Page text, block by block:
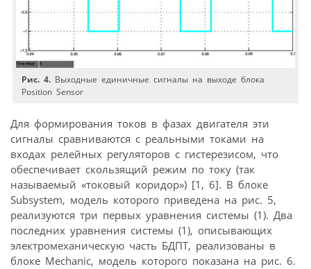
Рис. 4. Выходные единичные сигналы на выходе блока
Position Sensor
Для формирования токов в фазах двигателя эти
сигналы сравниваются с реальными токами на
входах релейных регуляторов с гистерезисом, что
обеспечивает скользящий режим по току (так
называемый «токовый коридор») [1, 6]. В блоке
Subsystem, модель которого приведена на рис. 5,
реализуются три первых уравнения системы (1). Два
последних уравнения системы (1), описывающих
электромеханическую часть БДПТ, реализованы в
блоке Meсhanic, модель которого показана на рис. 6.